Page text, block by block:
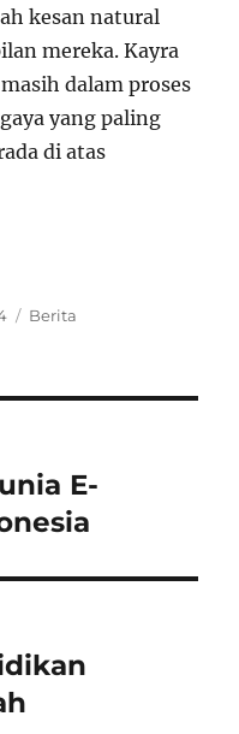
kesan natural
mereka. Kayra
dalam proses
yang paling
di atas
Categories
Berita
E-